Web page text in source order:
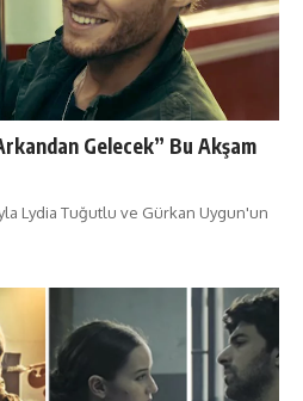
Gelecek” Bu Akşam
Lydia Tuğutlu ve Gürkan Uygun'un